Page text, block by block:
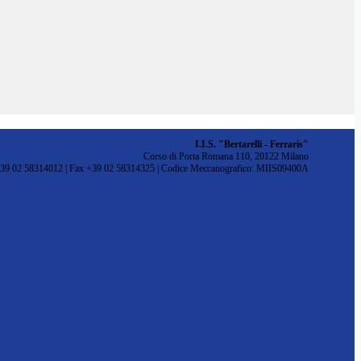
I.I.S. "Bertarelli - Ferraris"
Corso di Porta Romana 110, 20122 Milano
02 58314012 | Fax +39 02 58314325 | Codice Meccanografico: MIIS09400A